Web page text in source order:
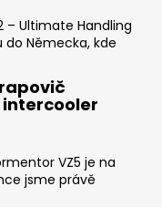
– Ultimate Handling
Německa, kde
intercooler
VZ5 je na
jsme právě